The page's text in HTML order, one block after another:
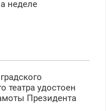
неделе
театра удостоен
Президента